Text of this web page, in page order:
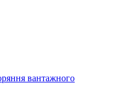
вантажного